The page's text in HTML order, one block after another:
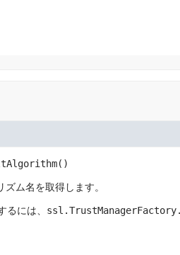
()
ム名を取得します。
には、